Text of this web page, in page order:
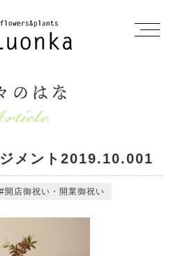
のはな
メント2019.10.001
開店御祝い・開業御祝い